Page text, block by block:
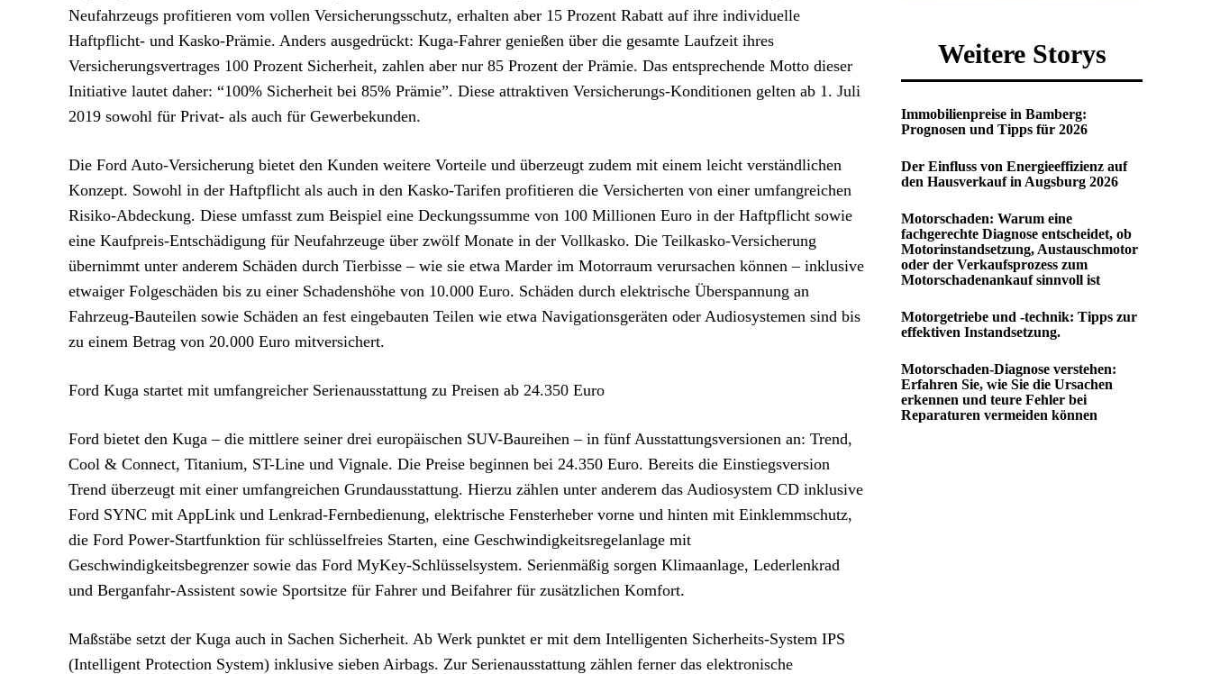
Neufahrzeugs profitieren vom vollen Versicherungsschutz, erhalten aber 15 Prozent Rabatt auf ihre individuelle
Haftpflicht- und Kasko-Prämie. Anders ausgedrückt: Kuga-Fahrer genießen über die gesamte Laufzeit ihres
Versicherungsvertrages 100 Prozent Sicherheit, zahlen aber nur 85 Prozent der Prämie. Das entsprechende Motto dieser
Initiative lautet daher: “100% Sicherheit bei 85% Prämie”. Diese attraktiven Versicherungs-Konditionen gelten ab 1. Juli
2019 sowohl für Privat- als auch für Gewerbekunden.
Die Ford Auto-Versicherung bietet den Kunden weitere Vorteile und überzeugt zudem mit einem leicht verständlichen
Konzept. Sowohl in der Haftpflicht als auch in den Kasko-Tarifen profitieren die Versicherten von einer umfangreichen
Risiko-Abdeckung. Diese umfasst zum Beispiel eine Deckungssumme von 100 Millionen Euro in der Haftpflicht sowie
eine Kaufpreis-Entschädigung für Neufahrzeuge über zwölf Monate in der Vollkasko. Die Teilkasko-Versicherung
übernimmt unter anderem Schäden durch Tierbisse – wie sie etwa Marder im Motorraum verursachen können – inklusive
etwaiger Folgeschäden bis zu einer Schadenshöhe von 10.000 Euro. Schäden durch elektrische Überspannung an
Fahrzeug-Bauteilen sowie Schäden an fest eingebauten Teilen wie etwa Navigationsgeräten oder Audiosystemen sind bis
zu einem Betrag von 20.000 Euro mitversichert.
Ford Kuga startet mit umfangreicher Serienausstattung zu Preisen ab 24.350 Euro
Ford bietet den Kuga – die mittlere seiner drei europäischen SUV-Baureihen – in fünf Ausstattungsversionen an: Trend,
Cool & Connect, Titanium, ST-Line und Vignale. Die Preise beginnen bei 24.350 Euro. Bereits die Einstiegsversion
Trend überzeugt mit einer umfangreichen Grundausstattung. Hierzu zählen unter anderem das Audiosystem CD inklusive
Ford SYNC mit AppLink und Lenkrad-Fernbedienung, elektrische Fensterheber vorne und hinten mit Einklemmschutz,
die Ford Power-Startfunktion für schlüsselfreies Starten, eine Geschwindigkeitsregelanlage mit
Geschwindigkeitsbegrenzer sowie das Ford MyKey-Schlüsselsystem. Serienmäßig sorgen Klimaanlage, Lederlenkrad
und Berganfahr-Assistent sowie Sportsitze für Fahrer und Beifahrer für zusätzlichen Komfort.
Maßstäbe setzt der Kuga auch in Sachen Sicherheit. Ab Werk punktet er mit dem Intelligenten Sicherheits-System IPS
(Intelligent Protection System) inklusive sieben Airbags. Zur Serienausstattung zählen ferner das elektronische
Weitere Storys
Immobilienpreise in Bamberg:
Prognosen und Tipps für 2026
Der Einfluss von Energieeffizienz auf
den Hausverkauf in Augsburg 2026
Motorschaden: Warum eine
fachgerechte Diagnose entscheidet, ob
Motorinstandsetzung, Austauschmotor
oder der Verkaufsprozess zum
Motorschadenankauf sinnvoll ist
Motorgetriebe und -technik: Tipps zur
effektiven Instandsetzung.
Motorschaden-Diagnose verstehen:
Erfahren Sie, wie Sie die Ursachen
erkennen und teure Fehler bei
Reparaturen vermeiden können